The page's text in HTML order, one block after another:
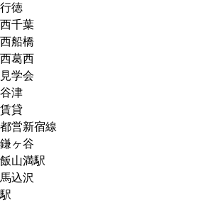
行徳
西千葉
西船橋
西葛西
見学会
谷津
賃貸
都営新宿線
鎌ヶ谷
飯山満駅
馬込沢
駅